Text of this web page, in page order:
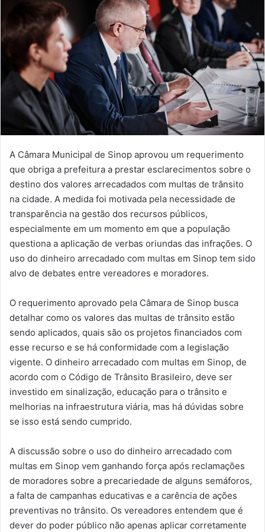
A Câmara Municipal de Sinop aprovou um requerimento
que obriga a prefeitura a prestar esclarecimentos sobre o
destino dos valores arrecadados com multas de trânsito
na cidade. A medida foi motivada pela necessidade de
transparência na gestão dos recursos públicos,
especialmente em um momento em que a população
questiona a aplicação de verbas oriundas das infrações. O
uso do dinheiro arrecadado com multas em Sinop tem sido
alvo de debates entre vereadores e moradores.
O requerimento aprovado pela Câmara de Sinop busca
detalhar como os valores das multas de trânsito estão
sendo aplicados, quais são os projetos financiados com
esse recurso e se há conformidade com a legislação
vigente. O dinheiro arrecadado com multas em Sinop, de
acordo com o Código de Trânsito Brasileiro, deve ser
investido em sinalização, educação para o trânsito e
melhorias na infraestrutura viária, mas há dúvidas sobre
se isso está sendo cumprido.
A discussão sobre o uso do dinheiro arrecadado com
multas em Sinop vem ganhando força após reclamações
de moradores sobre a precariedade de alguns semáforos,
a falta de campanhas educativas e a carência de ações
preventivas no trânsito. Os vereadores entendem que é
dever do poder público não apenas aplicar corretamente